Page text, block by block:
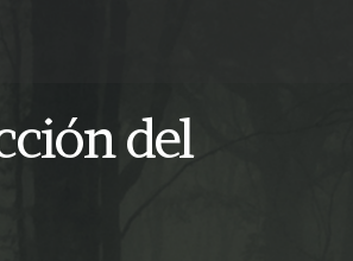
del